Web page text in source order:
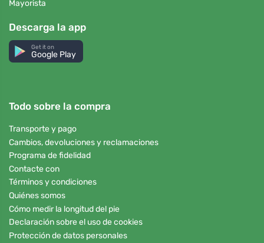
Mayorista
Descarga la app
Get it on
Google Play
Todo sobre la compra
Transporte y pago
Cambios, devoluciones y reclamaciones
Programa de fidelidad
Contacte con
Términos y condiciones
Quiénes somos
Cómo medir la longitud del pie
Declaración sobre el uso de cookies
Protección de datos personales